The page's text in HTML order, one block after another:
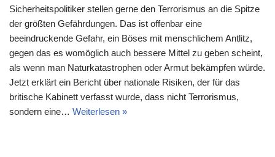
Sicherheitspolitiker stellen gerne den Terrorismus an die Spitze
der größten Gefährdungen. Das ist offenbar eine
beeindruckende Gefahr, ein Böses mit menschlichem Antlitz,
gegen das es womöglich auch bessere Mittel zu geben scheint,
als wenn man Naturkatastrophen oder Armut bekämpfen würde.
Jetzt erklärt ein Bericht über nationale Risiken, der für das
britische Kabinett verfasst wurde, dass nicht Terrorismus,
sondern eine… Weiterlesen »